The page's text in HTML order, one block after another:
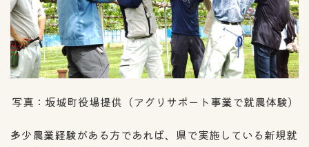
写真：坂城町役場提供（アグリサポート事業で就農体験）
多少農業経験がある方であれば、県で実施している新規就